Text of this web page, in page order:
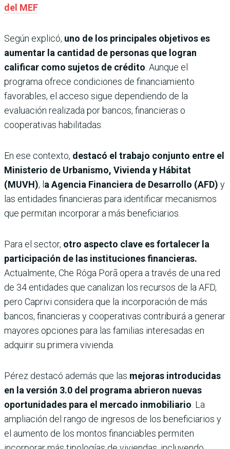
del MEF
Según explicó, uno de los principales objetivos es
aumentar la cantidad de personas que logran
calificar como sujetos de crédito . Aunque el
programa ofrece condiciones de financiamiento
favorables, el acceso sigue dependiendo de la
evaluación realizada por bancos, financieras o
cooperativas habilitadas.
En ese contexto, destacó el trabajo conjunto entre el
Ministerio de Urbanismo, Vivienda y Hábitat
(MUVH), l a Agencia Financiera de Desarrollo (AFD) y
las entidades financieras para identificar mecanismos
que permitan incorporar a más beneficiarios.
Para el sector, otro aspecto clave es fortalecer la
participación de las instituciones financieras.
Actualmente, Che Róga Porã opera a través de una red
de 34 entidades que canalizan los recursos de la AFD,
pero Caprivi considera que la incorporación de más
bancos, financieras y cooperativas contribuirá a generar
mayores opciones para las familias interesadas en
adquirir su primera vivienda.
Pérez destacó además que las mejoras introducidas
en la versión 3.0 del programa abrieron nuevas
oportunidades para el mercado inmobiliario . La
ampliación del rango de ingresos de los beneficiarios y
el aumento de los montos financiables permiten